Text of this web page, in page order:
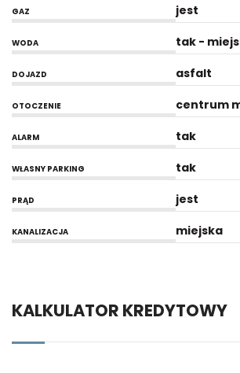
GAZ jest
WODA tak -
DOJAZD asfalt
OTOCZENIE centrum
ALARM tak
WŁASNY PARKING tak
PRĄD jest
KANALIZACJA miejska
KALKULATOR KREDYTOWY